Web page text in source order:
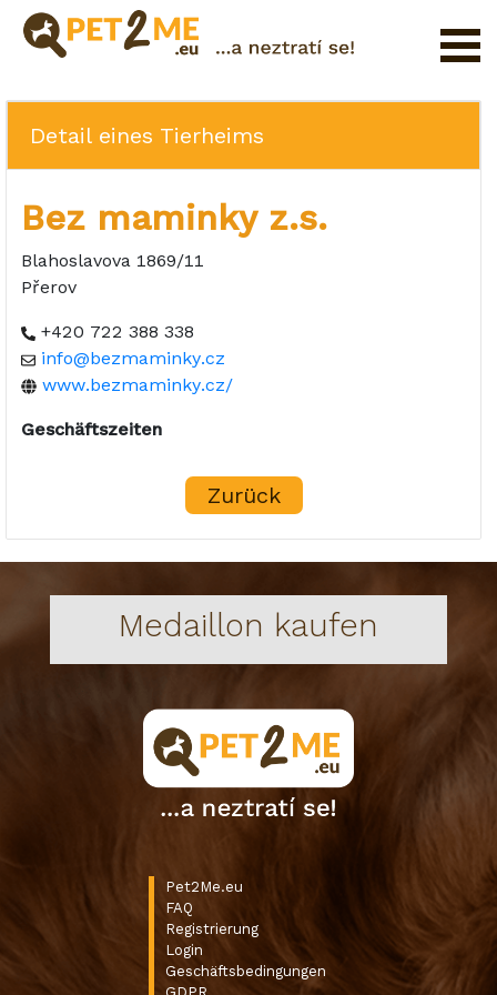
Login
Katalog
Haustierservices
Detail eines Tierheims
Bez maminky z.s.
Blahoslavova 1869/11
Přerov
+420 722 388 338
info@bezmaminky.cz
www.bezmaminky.cz/
Geschäftszeiten
Zurück
Medaillon kaufen
Pet2Me.eu
FAQ
Registrierung
Login
Geschäftsbedingungen